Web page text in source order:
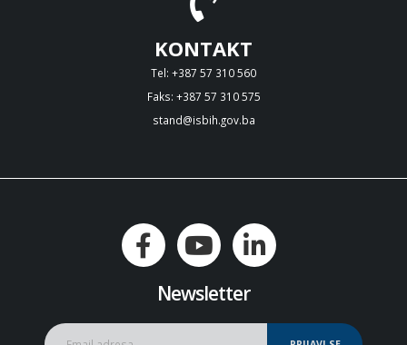
KONTAKT
Tel: +387 57 310 560
Faks: +387 57 310 575
stand@isbih.gov.ba
Newsletter